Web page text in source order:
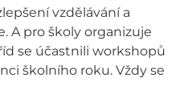
vzdělávání a
A pro školy organizuje
se účastnili workshopů
školního roku. Vždy se